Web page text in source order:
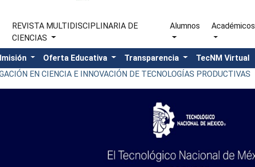
REVISTA MULTIDISCIPLINARIA DE
CIENCIAS
Alumnos Académicos
Oferta Educativa Transparencia TecNM Virtual
EN CIENCIA E INNOVACIÓN DE TECNOLOGÍAS PRODUCTIVAS